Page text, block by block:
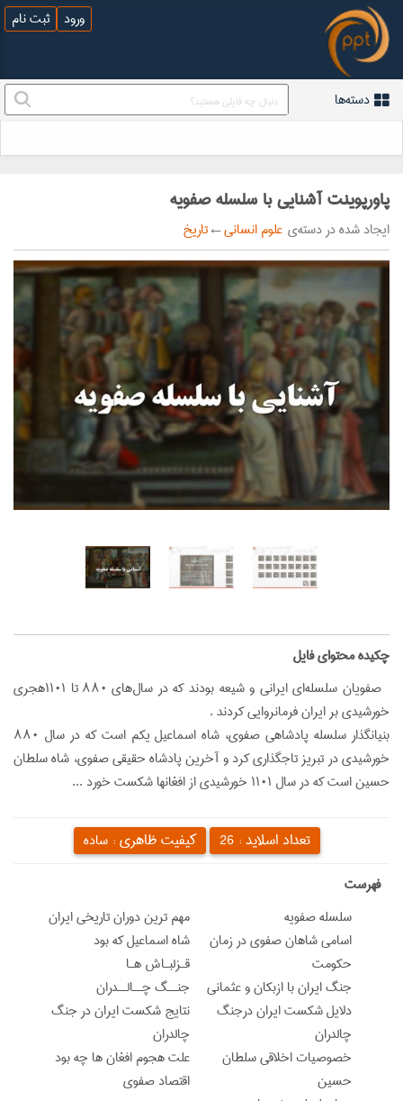
ورود ثبت نام
دسته‌ها
پاورپوینت آشنایی با سلسله صفویه
ایجاد شده در دسته‌ی علوم انسانی←تاریخ
‌چکیده محتوای فایل
صفویان سلسله‌ای ایرانی و شیعه بودند که در سال‌های ۸۸۰ تا ۱۱۰۱هجری
خورشیدی بر ایران فرمانروایی کردند .
بنیانگذار سلسله پادشاهی صفوی، شاه اسماعیل یکم است که در سال ۸۸۰
خورشیدی در تبریز تاجگذاری کرد و آخرین پادشاه حقیقی صفوی، شاه سلطان
حسین است که در سال ۱۱۰۱ خورشیدی از افغانها شکست خورد ...
کیفیت ظاهری : ساده تعداد اسلاید : 26
‌فهرست
سلسله صفویه
مهم ترین دوران تاریخی ایران
اسامی شاهان صفوی در زمان
حکومت
شاه اسماعیل که بود
قـزلبـاش هـا
جنگ ایران با ازبکان و عثمانی
جنــگ چــالــدران
دلایل شکست ایران درجنگ
چالدران
نتایج شکست ایران در جنگ
چالدران
خصوصیات اخلاقی سلطان
حسین
علت هجوم افغان ها چه بود
اقتصاد صفوی